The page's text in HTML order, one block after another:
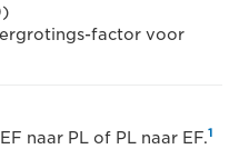
factor voor
naar PL of PL naar EF.1